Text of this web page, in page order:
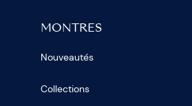
MONTRES
Nouveautés
Collections